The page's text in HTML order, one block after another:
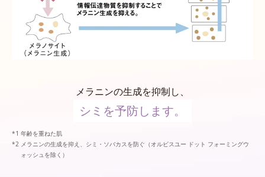
メラニンの生成を抑制し、
シミを予防します。
年齢を重ねた肌
メラニンの生成を抑え、シミ・ソバカスを防ぐ（オルビスユー ドット フォーミングウ
ォッシュを除く）